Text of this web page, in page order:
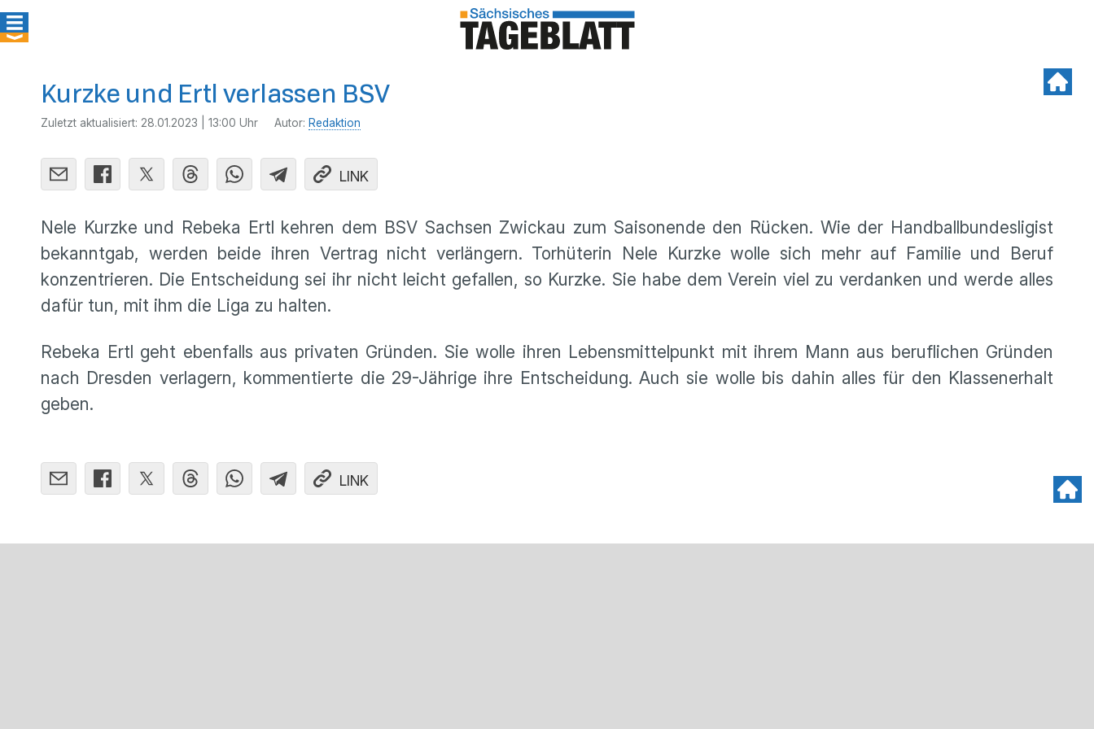
Kurzke und Ertl verlassen BSV
Zuletzt aktualisiert: 28.01.2023 | 13:00 Uhr Autor: Redaktion
LINK
Nele Kurzke und Rebeka Ertl kehren dem BSV Sachsen Zwickau zum Saisonende den Rücken. Wie der Handballbundesligist
bekanntgab, werden beide ihren Vertrag nicht verlängern. Torhüterin Nele Kurzke wolle sich mehr auf Familie und Beruf
konzentrieren. Die Entscheidung sei ihr nicht leicht gefallen, so Kurzke. Sie habe dem Verein viel zu verdanken und werde alles
dafür tun, mit ihm die Liga zu halten.
Rebeka Ertl geht ebenfalls aus privaten Gründen. Sie wolle ihren Lebensmittelpunkt mit ihrem Mann aus beruflichen Gründen
nach Dresden verlagern, kommentierte die 29-Jährige ihre Entscheidung. Auch sie wolle bis dahin alles für den Klassenerhalt
geben.
LINK